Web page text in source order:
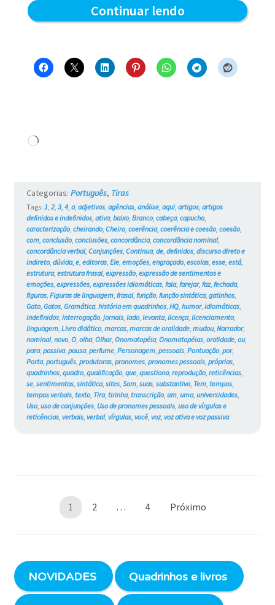
Continuar lendoQue
esse?
Gatos
#732
Carregando...
Categorias: Português, Tiras
Tags: 1, 2, 3, 4, a, adjetivos, agências, análise, aqui, artigos, artigos
definidos e indefinidos, ativa, baixo, Branco, cabeça, capucho,
caracterização, cheirando, Cheiro, coerência, coerência e coesão, coesão,
com, conclusão, conclusões, concordância, concordância nominal,
concordância verbal, Conjunções, Continua, de, definidos, discurso direto e
indireto, dúvida, e, editoras, Ele, emoções, engraçado, escolas, esse, está,
estrutura, estrutura frasal, expressão, expressão de sentimentos e
emoções, expressões, expressões idiomáticas, fala, farejar, faz, fechada,
figuras, Figuras de linguagem, frasal, função, função sintática, gatinhos,
Gato, Gatos, Gramática, história em quadrinhos, HQ, humor, idiomáticas,
indefinidos, interrogação, jornais, lado, levanta, licença, licenciamento,
linguagem, Livro didático, marcas, marcas de oralidade, mudou, Narrador,
nominal, novo, O, olha, Olhar, Onomatopéia, Onomatopéias, oralidade, ou,
para, passiva, pausa, perfume, Personagem, pessoais, Pontuação, por,
Porta, português, produtoras, pronomes, pronomes pessoais, próprias,
quadrinhos, quadro, qualificação, que, questiona, reprodução, reticências,
se, sentimentos, sintática, sites, Som, suas, substantivo, Tem, tempos,
tempos verbais, texto, Tira, tirinha, transcrição, um, uma, universidades,
Uso, uso de conjunções, Uso de pronomes pessoais, uso de vírgulas e
reticências, verbais, verbal, vírgulas, você, voz, voz ativa e voz passiva
Paginação
1 2 … 4 Próximo
NOVIDADES Quadrinhos e livros